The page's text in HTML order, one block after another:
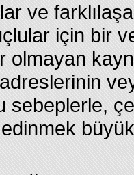
ve
için bir
olmayan
sebeplerle,